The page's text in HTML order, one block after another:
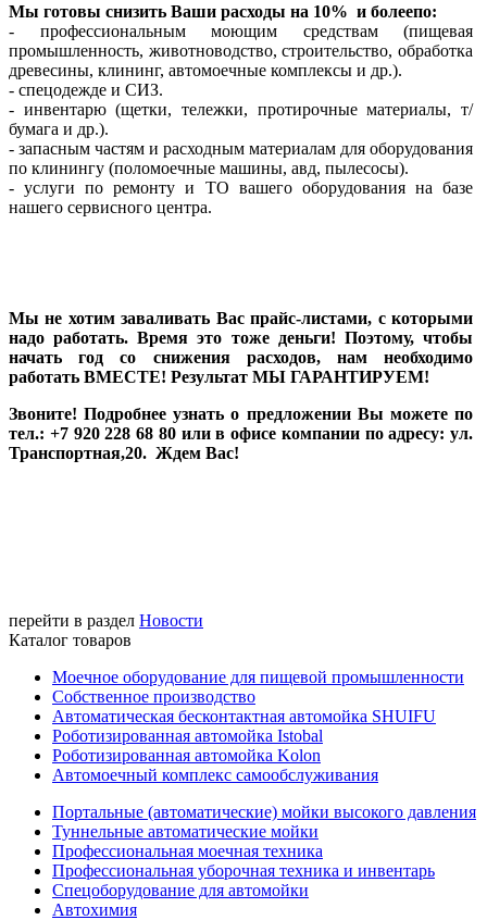
Мы готовы снизить Ваши расходы на 10% и болеепо:
- профессиональным моющим средствам (пищевая
промышленность, животноводство, строительство, обработка
древесины, клининг, автомоечные комплексы и др.).
- спецодежде и СИЗ.
- инвентарю (щетки, тележки, протирочные материалы, т/
бумага и др.).
- запасным частям и расходным материалам для оборудования
по клинингу (поломоечные машины, авд, пылесосы).
- услуги по ремонту и ТО вашего оборудования на базе
нашего сервисного центра.
Мы не хотим заваливать Вас прайс-листами, с которыми
надо работать. Время это тоже деньги! Поэтому, чтобы
начать год со снижения расходов, нам необходимо
работать ВМЕСТЕ! Результат МЫ ГАРАНТИРУЕМ!
Звоните! Подробнее узнать о предложении Вы можете по
тел.: +7 920 228 68 80 или в офисе компании по адресу: ул.
Транспортная,20. Ждем Вас!
перейти в раздел Новости
Каталог товаров
Моечное оборудование для пищевой промышленности
Собственное производство
Автоматическая бесконтактная автомойка SHUIFU
Роботизированная автомойка Istobal
Роботизированная автомойка Kolon
Автомоечный комплекс самообслуживания
Портальные (автоматические) мойки высокого давления
Туннельные автоматические мойки
Профессиональная моечная техника
Профессиональная уборочная техника и инвентарь
Спецоборудование для автомойки
Автохимия